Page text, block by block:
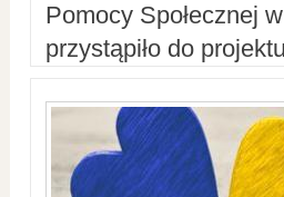
Pomocy Społecznej
przystąpiło do